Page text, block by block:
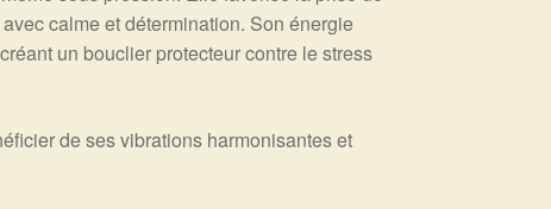
calme et détermination. Son énergie
un bouclier protecteur contre le stress
de ses vibrations harmonisantes et